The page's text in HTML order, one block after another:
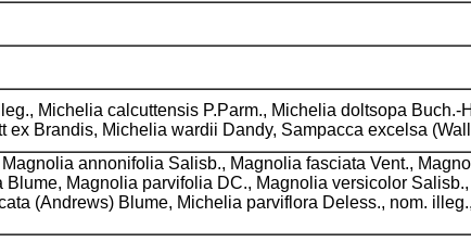
Michelia calcuttensis P.Parm., Michelia doltsopa Buch.-
Brandis, Michelia wardii Dandy, Sampacca excelsa
annonifolia Salisb., Magnolia fasciata Vent.,
Magnolia parvifolia DC., Magnolia versicolor
(Andrews) Blume, Michelia parviflora Deless., nom.